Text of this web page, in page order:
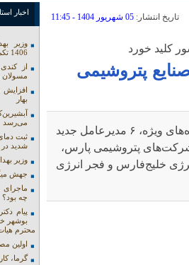
تاريخ انتشار: 05 شهريور 1404 - 11:45
کلید خورد
صنایع پتروشیمی
نوای جنوب:س از بررسی‌های متعدد تخصصی توسط کارگروه‌های ویژه، ۶ مدیرعامل جدید
پتروشیمی پارس،
خلیج‌فارس و فجر انرژی
اخبار
وزیر
1406 تکمیل می شود
از
مسولان
بهار
می‌رسد
شدید در
وزیر
جهش
چه بود؟
پیام
بوشهر
محترم
اولین
گرما،